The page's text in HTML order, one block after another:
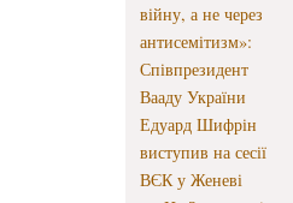
війну, а не через
антисемітизм»:
Співпрезидент
Вааду України
Едуард Шифрін
виступив на сесії
ВЄК у Женеві